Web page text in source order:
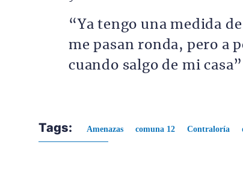
“Ya tengo una medida
me pasan ronda, pero a
cuando salgo de mi
Tags: Amenazas comuna 12 Contraloría